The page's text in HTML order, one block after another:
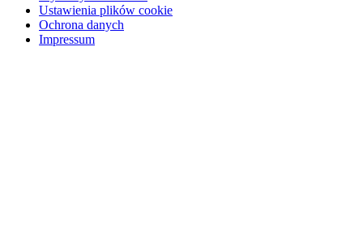
Ustawienia plików cookie
Ochrona danych
Impressum